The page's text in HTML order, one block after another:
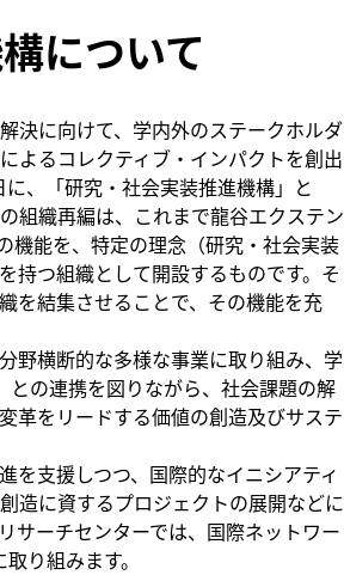
について
決に向けて、学内外のステークホルダ
よるコレクティブ・インパクトを創出
、「研究・社会実装推進機構」と
組織再編は、これまで龍谷エクステン
機能を、特定の理念（研究・社会実装
持つ組織として開設するものです。そ
を結集させることで、その機能を充
野横断的な多様な事業に取り組み、学
の連携を図りながら、社会課題の解
革をリードする価値の創造及びサステ
支援しつつ、国際的なイニシアティ
造に資するプロジェクトの展開などに
サーチセンターでは、国際ネットワー
り組みます。